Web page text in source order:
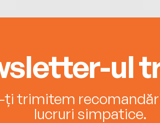
ul
trimitem
lucruri simpatice.